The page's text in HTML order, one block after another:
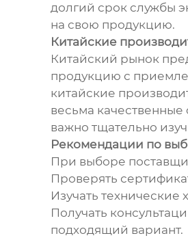
долгий срок службы
на свою продукцию.
Китайские
Китайский рынок
продукцию с
китайские
весьма
важно тщательно
Рекомендации по
При выборе
Проверять
Изучать
Получать
подходящий вариант.